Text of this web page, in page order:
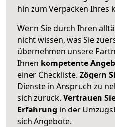
hin zum Verpacken Ihres
Wenn Sie durch Ihren
nicht wissen, was Sie
übernehmen unsere
Ihnen kompetente
einer Checkliste. Zögern
Dienste in Anspruch zu
sich zurück. Vertrauen
Erfahrung in der
sich Angebote.